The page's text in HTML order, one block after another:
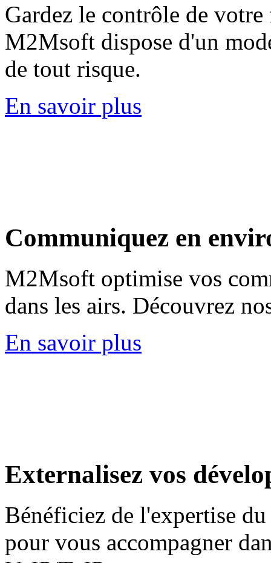
Gardez le contrôle de
M2Msoft dispose d'un
de tout risque.
En savoir plus
Communiquez en
M2Msoft optimise vos
dans les airs. Découvrez
En savoir plus
Externalisez vos
Bénéficiez de l'expertise
pour vous accompagner